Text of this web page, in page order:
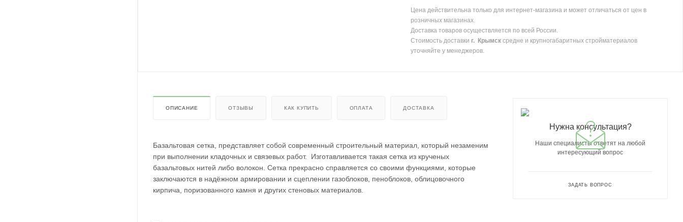
Цена действительна только для интернет-магазина и может отличаться от цен в
розничных магазинах.
Доставка товаров осуществляется по всей России.
Стоимость доставки г. Крымсксредне и крупногабаритных стройматериалов
уточняйте у менеджеров.
ОПИСАНИЕ ОТЗЫВЫ КАК КУПИТЬ ОПЛАТА ДОСТАВКА
Базальтовая сетка, представляет собой современный строительный материал, который незаменим
при выполнении кладочных и связевых работ. Изготавливается такая сетка из крученых
базальтовых нитей либо волокон. Сетка прекрасно справляется со своими функциями, которые
заключаются в надёжном армировании и сцеплении газоблоков, пеноблоков, облицовочного
кирпича, поризованного камня и других стеновых материалов.
Нужна консультация?
Наши специалисты ответят на любой
интересующий вопрос
ЗАДАТЬ ВОПРОС